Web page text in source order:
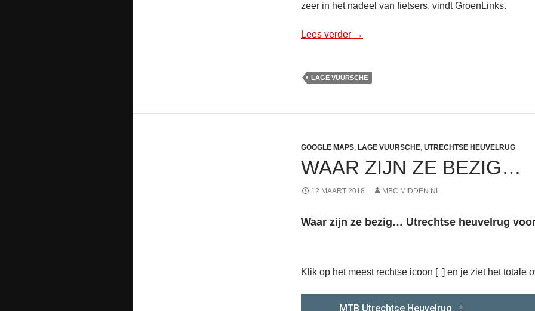
zeer in het nadeel van fietsers, vindt GroenLinks.
Lees verder Ergernis over afsluiten fietsroute op
→
LAGE VUURSCHE
GOOGLE MAPS, LAGE VUURSCHE, UTRECHTSE HEUVELRUG
WAAR ZIJN ZE BEZIG…
12 MAART 2018 MBC MIDDEN NL
Waar zijn ze bezig… Utrechtse heuvelrug
Klik op het meest rechtse icoon [ ] en je ziet het totale